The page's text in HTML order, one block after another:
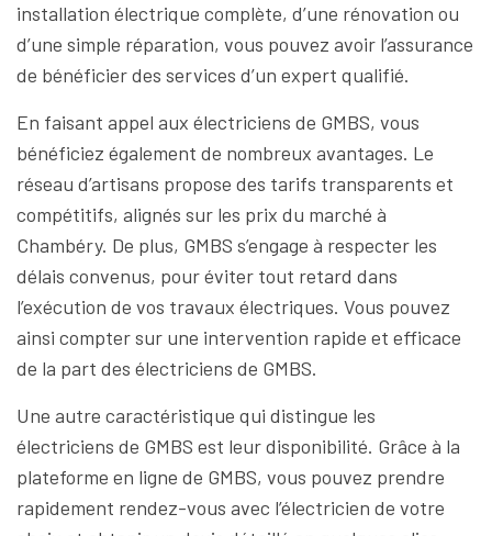
installation électrique complète, d’une rénovation ou
d’une simple réparation, vous pouvez avoir l’assurance
de bénéficier des services d’un expert qualifié.
En faisant appel aux électriciens de GMBS, vous
bénéficiez également de nombreux avantages. Le
réseau d’artisans propose des tarifs transparents et
compétitifs, alignés sur les prix du marché à
Chambéry. De plus, GMBS s’engage à respecter les
délais convenus, pour éviter tout retard dans
l’exécution de vos travaux électriques. Vous pouvez
ainsi compter sur une intervention rapide et efficace
de la part des électriciens de GMBS.
Une autre caractéristique qui distingue les
électriciens de GMBS est leur disponibilité. Grâce à la
plateforme en ligne de GMBS, vous pouvez prendre
rapidement rendez-vous avec l’électricien de votre